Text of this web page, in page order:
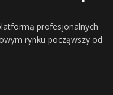
profesjonalnych
rynku począwszy od